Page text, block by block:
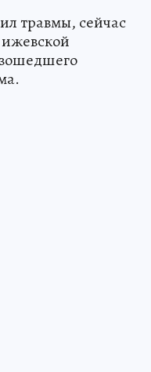
травмы, сейчас